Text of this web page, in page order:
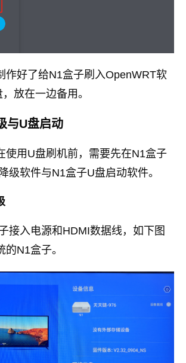
作好了给N1盒子刷入OpenWRT软
放在一边备用。
与U盘启动
使用U盘刷机前，需要先在N1盒子
级软件与N1盒子U盘启动软件。
接入电源和HDMI数据线，如下图
N1盒子。